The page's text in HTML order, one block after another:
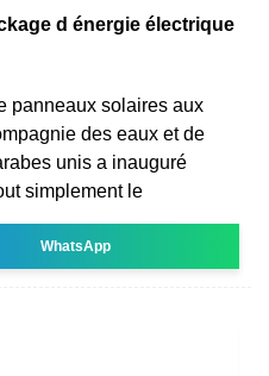
d énergie électrique
panneaux solaires aux
des eaux et de
unis a inauguré
simplement le
WhatsApp